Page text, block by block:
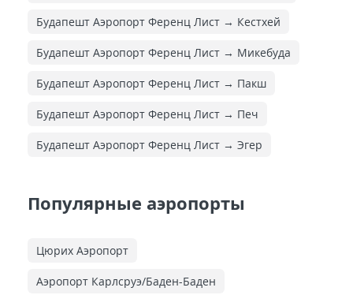
Будапешт Аэропорт Ференц Лист → Кестхей
Будапешт Аэропорт Ференц Лист → Микебуда
Будапешт Аэропорт Ференц Лист → Пакш
Будапешт Аэропорт Ференц Лист → Печ
Будапешт Аэропорт Ференц Лист → Эгер
Популярные аэропорты
Цюрих Аэропорт
Аэропорт Карлсруэ/Баден-Баден